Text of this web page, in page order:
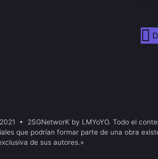
• 2SGNetworK by LMYoYO. Todo el
que podrían formar parte de una obra
de sus autores.»